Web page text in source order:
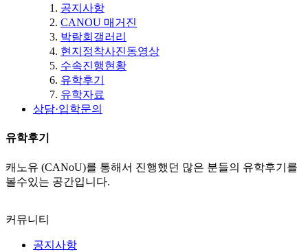
공지사항
CANOU 매거진
박람회갤러리
현지정착사진동영상
수속진행현황
유학후기
유학자료
상담·입학문의
유학후기
캐노유 (CANoU)를 통해서 진행했던 많은 분들의 유학후기를
볼수있는 공간입니다.
커뮤니티
공지사항